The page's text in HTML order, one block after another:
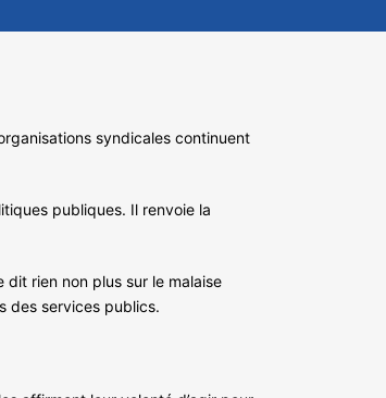
syndicales continuent
publiques. Il renvoie la
rien non plus sur le malaise
des services publics.